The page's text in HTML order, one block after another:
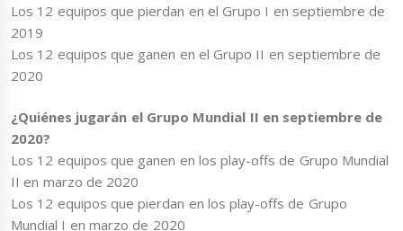
Los 12 equipos que pierdan en el Grupo I en septiembre de
2019
Los 12 equipos que ganen en el Grupo II en septiembre de
2020
¿Quiénes jugarán el Grupo Mundial II en septiembre de
2020?
Los 12 equipos que ganen en los play-offs de Grupo Mundial
II en marzo de 2020
Los 12 equipos que pierdan en los play-offs de Grupo
Mundial I en marzo de 2020